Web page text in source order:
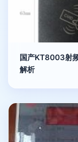
国产KT8003射
解析